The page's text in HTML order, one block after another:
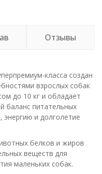
Отзывы
класса создан
взрослых собак
до 10 кг и обладает
баланс питательных
и долголетие
белков и жиров
веществ для
маленьких собак.